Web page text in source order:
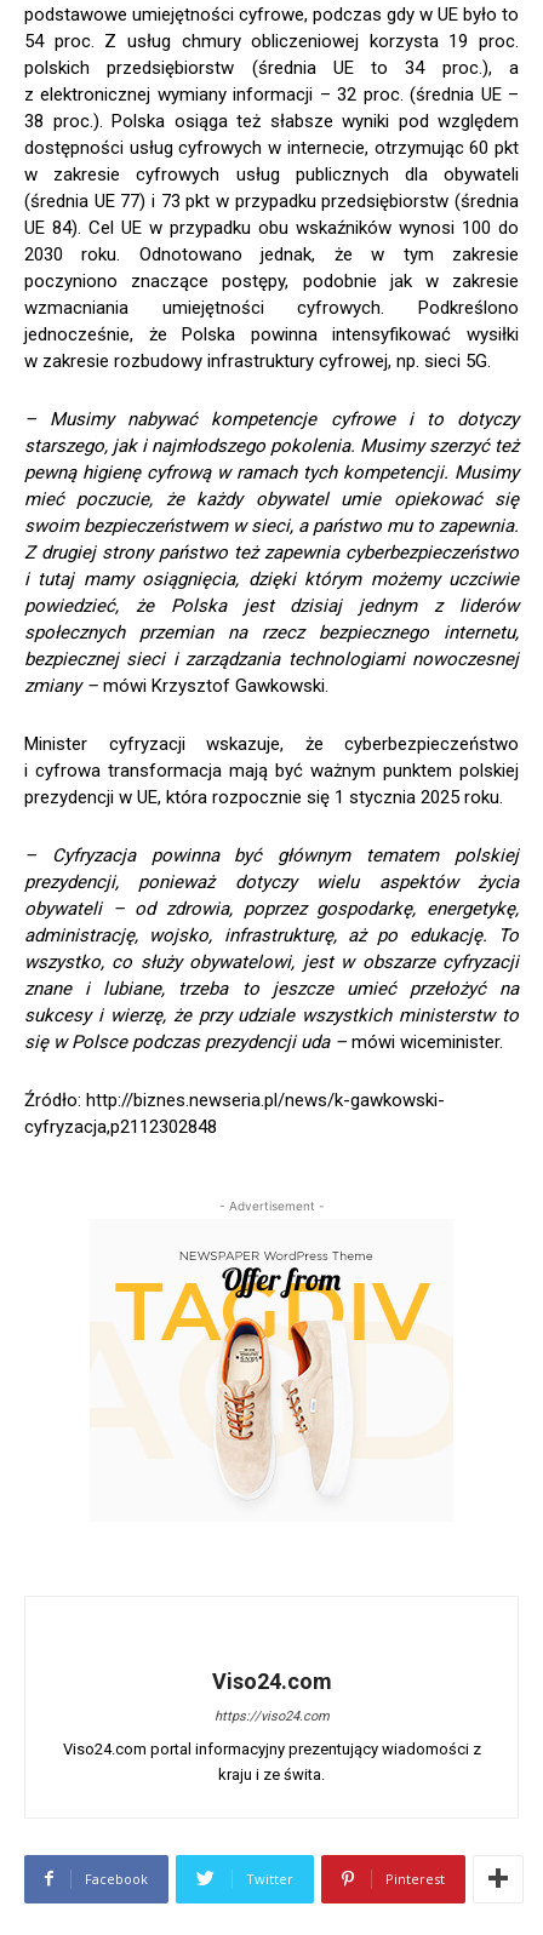
podstawowe umiejętności cyfrowe, podczas gdy w UE było to
54 proc. Z usług chmury obliczeniowej korzysta 19 proc.
polskich przedsiębiorstw (średnia UE to 34 proc.), a
z elektronicznej wymiany informacji – 32 proc. (średnia UE –
38 proc.). Polska osiąga też słabsze wyniki pod względem
dostępności usług cyfrowych w internecie, otrzymując 60 pkt
w zakresie cyfrowych usług publicznych dla obywateli
(średnia UE 77) i 73 pkt w przypadku przedsiębiorstw (średnia
UE 84). Cel UE w przypadku obu wskaźników wynosi 100 do
2030 roku. Odnotowano jednak, że w tym zakresie
poczyniono znaczące postępy, podobnie jak w zakresie
wzmacniania umiejętności cyfrowych. Podkreślono
jednocześnie, że Polska powinna intensyfikować wysiłki
w zakresie rozbudowy infrastruktury cyfrowej, np. sieci 5G.
– Musimy nabywać kompetencje cyfrowe i to dotyczy
starszego, jak i najmłodszego pokolenia. Musimy szerzyć też
pewną higienę cyfrową w ramach tych kompetencji. Musimy
mieć poczucie, że każdy obywatel umie opiekować się
swoim bezpieczeństwem w sieci, a państwo mu to zapewnia.
Z drugiej strony państwo też zapewnia cyberbezpieczeństwo
i tutaj mamy osiągnięcia, dzięki którym możemy uczciwie
powiedzieć, że Polska jest dzisiaj jednym z liderów
społecznych przemian na rzecz bezpiecznego internetu,
bezpiecznej sieci i zarządzania technologiami nowoczesnej
zmiany – mówi Krzysztof Gawkowski.
Minister cyfryzacji wskazuje, że cyberbezpieczeństwo
i cyfrowa transformacja mają być ważnym punktem polskiej
prezydencji w UE, która rozpocznie się 1 stycznia 2025 roku.
– Cyfryzacja powinna być głównym tematem polskiej
prezydencji, ponieważ dotyczy wielu aspektów życia
obywateli – od zdrowia, poprzez gospodarkę, energetykę,
administrację, wojsko, infrastrukturę, aż po edukację. To
wszystko, co służy obywatelowi, jest w obszarze cyfryzacji
znane i lubiane, trzeba to jeszcze umieć przełożyć na
sukcesy i wierzę, że przy udziale wszystkich ministerstw to
się w Polsce podczas prezydencji uda – mówi wiceminister.
Źródło: http://biznes.newseria.pl/news/k-gawkowski-
cyfryzacja,p2112302848
- Advertisement -
Viso24.com
https://viso24.com
Viso24.com portal informacyjny prezentujący wiadomości z
kraju i ze świta.
Facebook Twitter Pinterest